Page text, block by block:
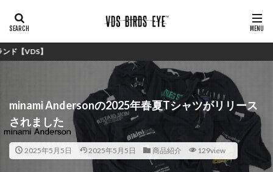
minami Andersonの2025年春夏Tシャツがリリース
されました
2025年5月5日 2025年5月5日 商品紹介 129view